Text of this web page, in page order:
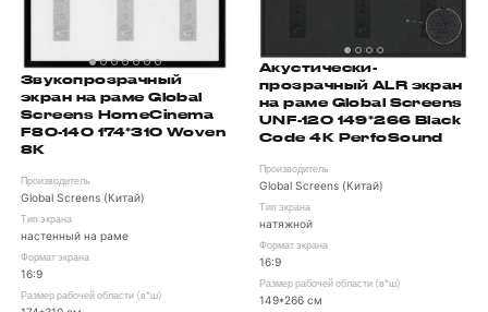
Звукопрозрачный
экран на раме Global
Screens HomeCinema
F80-140 174*310 Woven
8K
Производитель
Global Screens (Китай)
Тип экрана
настенный на раме
Формат экрана
16:9
Размер рабочей области (в*ш)
Акустически-
прозрачный ALR экран
на раме Global Screens
UNF-120 149*266 Black
Code 4K PerfoSound
Производитель
Global Screens (Китай)
Тип экрана
натяжной
Формат экрана
16:9
Размер рабочей области (в*ш)
149*266 см